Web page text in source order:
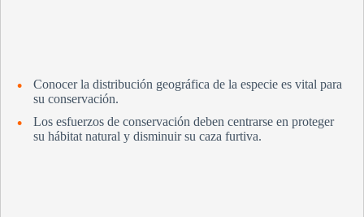
Conocer la distribución geográfica de la especie es vital para
su conservación.
Los esfuerzos de conservación deben centrarse en proteger
su hábitat natural y disminuir su caza furtiva.